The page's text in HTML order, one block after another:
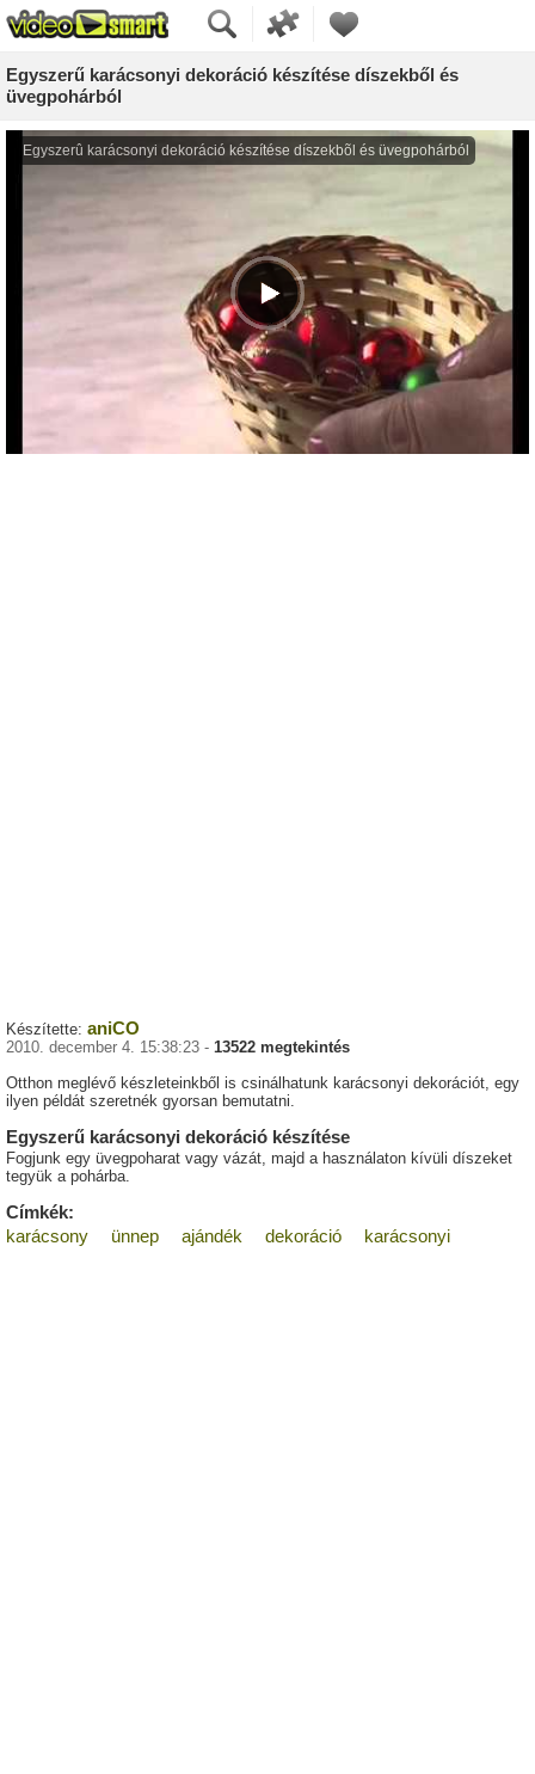
Egyszerű karácsonyi dekoráció készítése díszekből és
üvegpohárból
Készítette: aniCO
2010. december 4. 15:38:23 - 13522 megtekintés
Otthon meglévő készleteinkből is csinálhatunk karácsonyi dekorációt, egy
ilyen példát szeretnék gyorsan bemutatni.
Egyszerű karácsonyi dekoráció készítése
Fogjunk egy üvegpoharat vagy vázát, majd a használaton kívüli díszeket
tegyük a pohárba.
Címkék:
karácsony
ünnep ajándék dekoráció karácsonyi